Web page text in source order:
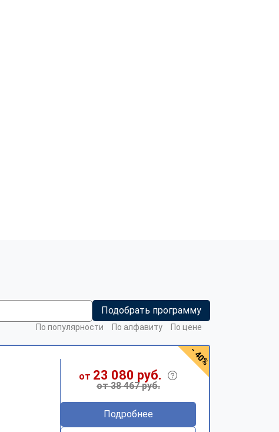
Подобрать программу
По популярности По алфавиту По цене
от 23 080 руб.
от 38 467 руб.
Подробнее
- 40%